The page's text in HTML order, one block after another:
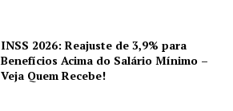
INSS 2026: Reajuste de 3,9% para
Benefícios Acima do Salário Mínimo –
Veja Quem Recebe!